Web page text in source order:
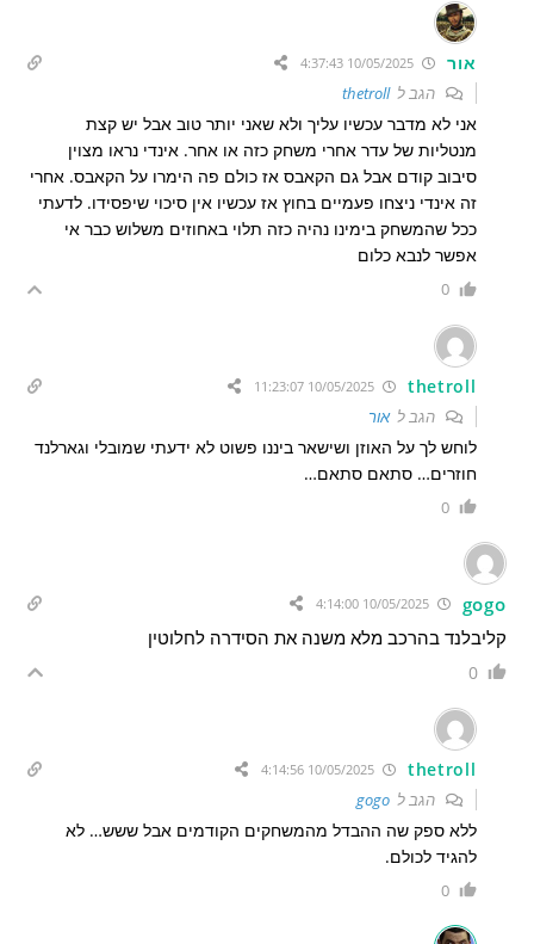
אור
הגב לthetroll
אני לא מדבר עכשיו עליך ולא שאני יותר טוב אבל יש קצת
מנטליות של עדר אחרי משחק כזה או אחר. אינדי נראו מצוין
סיבוב קודם אבל גם הקאבס אז כולם פה הימרו על הקאבס. אחרי
זה אינדי ניצחו פעמיים בחוץ אז עכשיו אין סיכוי שיפסידו. לדעתי
ככל שהמשחק בימינו נהיה כזה תלוי באחוזים משלוש כבר אי
אפשר לנבא כלום
0
thetroll
10/05/2025 11:23:07
הגב לאור
לוחש לך על האוזן ושישאר ביננו פשוט לא ידעתי שמובלי וגארלנד
חוזרים… סתאם סתאם…
0
gogo
10/05/2025 4:14:00
קליבלנד בהרכב מלא משנה את הסידרה לחלוטין
0
thetroll
10/05/2025 4:14:56
הגב לgogo
ללא ספק שה ההבדל מהמשחקים הקודמים אבל ששש… לא
להגיד לכולם.
0